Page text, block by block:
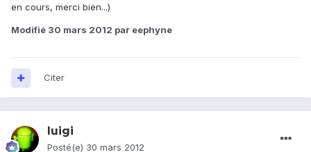
en cours, merci bien...)
Modifié 30 mars 2012 par eephyne
Citer
luigi
Posté(e) 30 mars 2012